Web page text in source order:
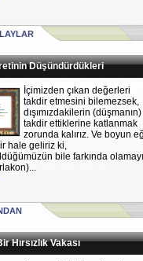
Düşündürdükleri
İçimizden çıkan değerleri
takdir etmesini bilemezsek,
dışımızdakilerin (düşmanın)
takdir ettiklerine katlanmak
zorunda kalırız. Ve boyun
hale geliriz ki,
bile farkında
Hırsızlık Vakası